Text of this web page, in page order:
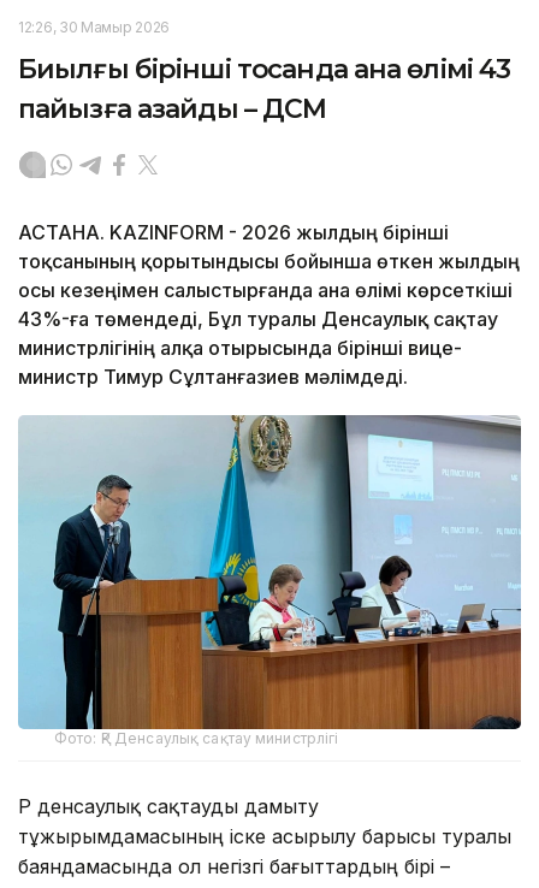
12:26, 30 Мамыр 2026
Биылғы бірінші тоқсанда ана өлімі 43
пайызға азайды – ДСМ
АСТАНА. KAZINFORM - 2026 жылдың бірінші
тоқсанының қорытындысы бойынша өткен жылдың
осы кезеңімен салыстырғанда ана өлімі көрсеткіші
43%-ға төмендеді, Бұл туралы Денсаулық сақтау
министрлігінің алқа отырысында бірінші вице-
министр Тимур Сұлтанғазиев мәлімдеді.
Фото: ҚР Денсаулық сақтау министрлігі
ҚР денсаулық сақтауды дамыту
тұжырымдамасының іске асырылу барысы туралы
баяндамасында ол негізгі бағыттардың бірі –